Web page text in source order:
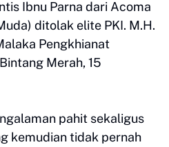
Ibnu Parna dari Acoma
ditolak elite PKI. M.H.
Pengkhianat
Merah, 15
pahit sekaligus
kemudian tidak pernah